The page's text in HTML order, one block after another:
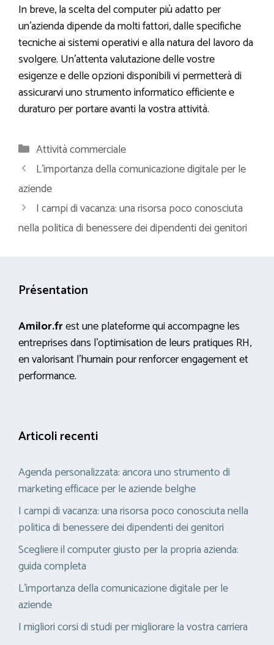
In breve, la scelta del computer più adatto per
un’azienda dipende da molti fattori, dalle specifiche
tecniche ai sistemi operativi e alla natura del lavoro da
svolgere. Un’attenta valutazione delle vostre
esigenze e delle opzioni disponibili vi permetterà di
assicurarvi uno strumento informatico efficiente e
duraturo per portare avanti la vostra attività.
Categorie
Attività commerciale
L’importanza della comunicazione digitale per le
aziende
I campi di vacanza: una risorsa poco conosciuta
nella politica di benessere dei dipendenti dei genitori
Présentation
Amilor.frest une plateforme qui accompagne les
entreprises dans l’optimisation de leurs pratiques RH,
en valorisant l’humain pour renforcer engagement et
performance.
Articoli recenti
Agenda personalizzata: ancora uno strumento di
marketing efficace per le aziende belghe
I campi di vacanza: una risorsa poco conosciuta nella
politica di benessere dei dipendenti dei genitori
Scegliere il computer giusto per la propria azienda:
guida completa
L’importanza della comunicazione digitale per le
aziende
I migliori corsi di studi per migliorare la vostra carriera